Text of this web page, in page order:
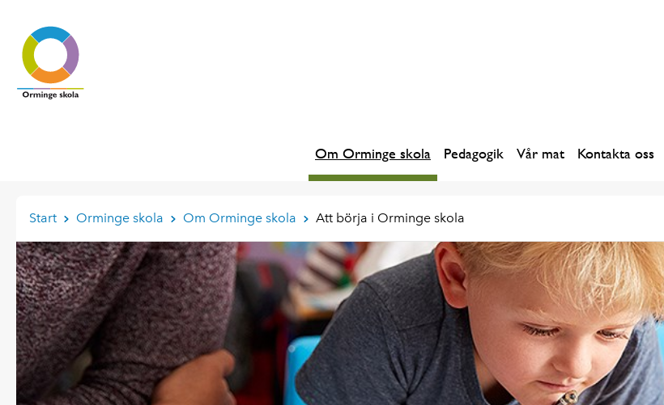
Om Orminge skola Pedagogik Vår mat Kontakta oss
Start Orminge skola Om Orminge skola Att börja i Orminge skola